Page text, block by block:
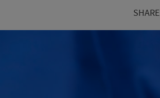
SHARE